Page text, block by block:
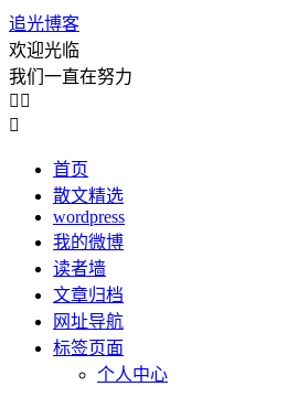
追光博客
欢迎光临
我们一直在努力
 

首页
散文精选
wordpress
我的微博
读者墙
文章归档
网址导航
标签页面
个人中心